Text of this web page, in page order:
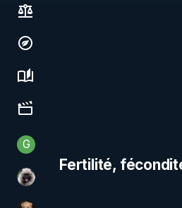
Society, justice & freedoms
Economy, environment & technology
Science, history & spirituality
Culture, media & entertainment
G Generousbear
Priscane
Fertilité,